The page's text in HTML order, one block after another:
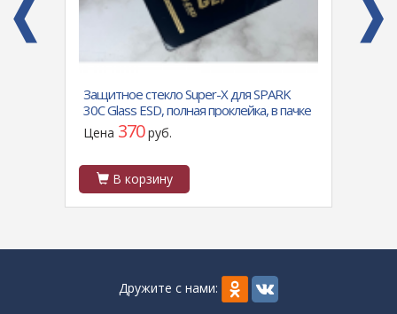
Защитное стекло Super-X для SPARK
30C Glass ESD, полная проклейка, в пачке
10шт., черное
Цена 370руб.
В корзину
Дружите с нами: